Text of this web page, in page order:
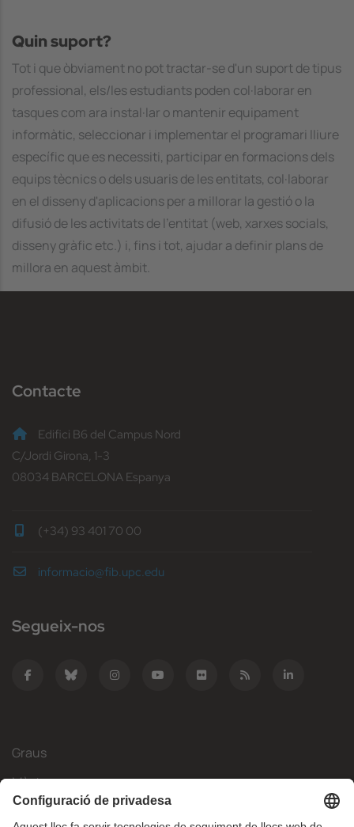
Quin suport?
Tot i que òbviament no pot tractar-se d'un suport de tipus
professional, els/les estudiants poden col·laborar en
tasques com ara instal·lar o mantenir equipament
informàtic, seleccionar i implementar el programari lliure
específic que es necessiti, participar en formacions dels
equips tècnics o dels usuaris de les entitats, col·laborar
en el disseny d'aplicacions per a millorar la gestió o la
difusió de les activitats de l'entitat (web, xarxes socials,
disseny gràfic etc.) i, fins i tot, ajudar a definir plans de
millora en aquest àmbit.
Contacte
Edifici B6 del Campus Nord
C/Jordi Girona, 1-3
08034 BARCELONA Espanya
(+34) 93 401 70 00
informacio@fib.upc.edu
Segueix-nos
Graus
Màsters
Mobilitat Internacional